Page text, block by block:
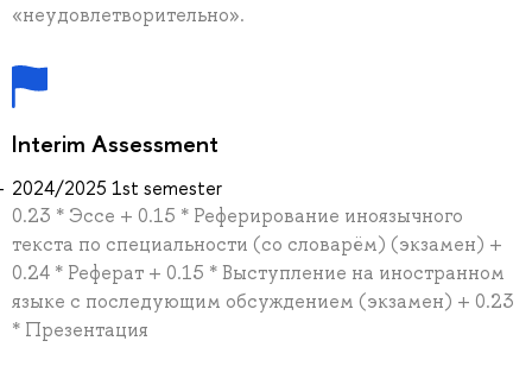
«неудовлетворительно».
Interim Assessment
2024/2025 1st semester
0.23 * Эссе + 0.15 * Реферирование иноязычного
текста по специальности (со словарём) (экзамен) +
0.24 * Реферат + 0.15 * Выступление на иностранном
языке с последующим обсуждением (экзамен) + 0.23
* Презентация